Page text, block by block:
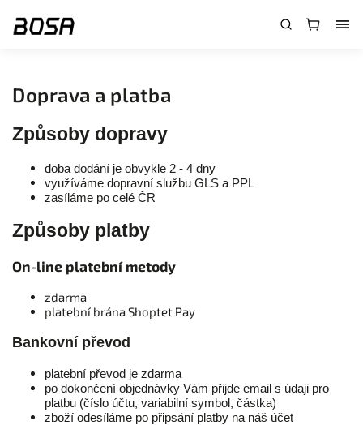
Doprava a platba
Způsoby dopravy
doba dodání je obvykle 2 - 4 dny
využíváme dopravní službu GLS a PPL
zasíláme po celé ČR
Způsoby platby
On-line platební metody
zdarma
platební brána Shoptet Pay
Bankovní převod
platební převod je zdarma
po dokončení objednávky Vám přijde email s údaji pro
platbu (číslo účtu, variabilní symbol, částka)
zboží odesíláme po připsání platby na náš účet